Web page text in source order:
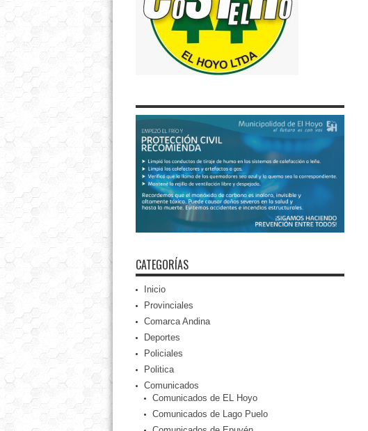
CATEGORÍAS
Inicio
Provinciales
Comarca Andina
Deportes
Policiales
Politica
Comunicados
Comunicados de EL Hoyo
Comunicados de Lago Puelo